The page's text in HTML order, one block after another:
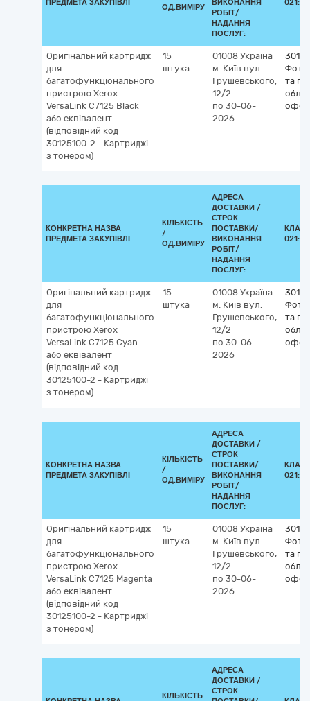
ПРЕДМЕТА ЗАКУПІВЛІ
ОД.ВИМІРУ
ВИКОНАННЯ
РОБІТ/
НАДАННЯ
ПОСЛУГ:
Оригінальний картридж
для
багатофункціонального
пристрою Xerox
VersaLink C7125 Black
або еквівалент
(відповідний код
30125100-2 - Картриджі
з тонером)
15
штука
01008 Україна
м. Київ вул.
Грушевського,
12/2
по 30-06-
2026
та
КОНКРЕТНА НАЗВА
ПРЕДМЕТА ЗАКУПІВЛІ
КІЛЬКІСТЬ
/
ОД.ВИМІРУ
АДРЕСА
ДОСТАВКИ /
СТРОК
ПОСТАВКИ/
ВИКОНАННЯ
РОБІТ/
НАДАННЯ
ПОСЛУГ:
Оригінальний картридж
для
багатофункціонального
пристрою Xerox
VersaLink C7125 Cyan
або еквівалент
(відповідний код
30125100-2 - Картриджі
з тонером)
15
штука
01008 Україна
м. Київ вул.
Грушевського,
12/2
по 30-06-
2026
та
КОНКРЕТНА НАЗВА
ПРЕДМЕТА ЗАКУПІВЛІ
КІЛЬКІСТЬ
/
ОД.ВИМІРУ
АДРЕСА
ДОСТАВКИ /
СТРОК
ПОСТАВКИ/
ВИКОНАННЯ
РОБІТ/
НАДАННЯ
ПОСЛУГ:
Оригінальний картридж
для
багатофункціонального
пристрою Xerox
VersaLink C7125 Magenta
або еквівалент
(відповідний код
30125100-2 - Картриджі
з тонером)
15
штука
01008 Україна
м. Київ вул.
Грушевського,
12/2
по 30-06-
2026
та
КІЛЬКІСТЬ
АДРЕСА
ДОСТАВКИ /
СТРОК